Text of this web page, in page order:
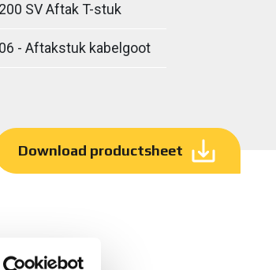
SV Aftak T-stuk
- Aftakstuk kabelgoot
Download productsheet